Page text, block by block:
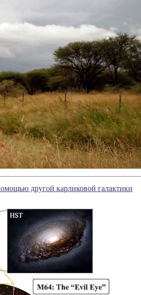
другой карликовой галактики